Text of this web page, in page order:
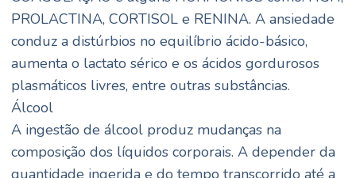
PROLACTINA, CORTISOL e RENINA. A ansiedade
conduz a distúrbios no equilíbrio ácido-básico,
aumenta o lactato sérico e os ácidos gordurosos
plasmáticos livres, entre outras substâncias.
Álcool
A ingestão de álcool produz mudanças na
composição dos líquidos corporais. A depender da
quantidade ingerida e do tempo transcorrido até a